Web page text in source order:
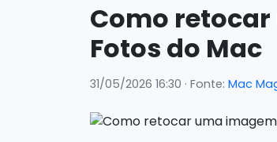
Como
Fotos do Mac
31/05/2026 16:30 · Fonte: Mac